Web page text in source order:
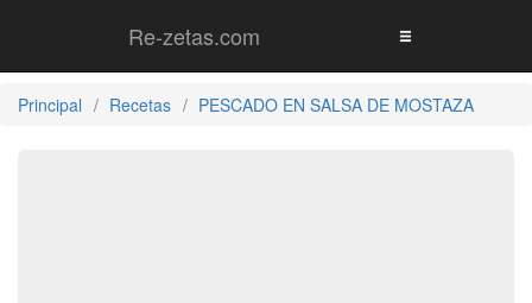
Re-zetas.com
Principal Recetas PESCADO EN SALSA DE MOSTAZA